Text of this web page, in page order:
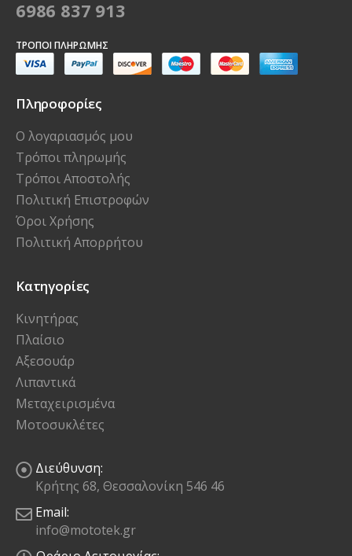
6986 837 913
ΤΡΌΠΟΙ ΠΛΗΡΩΜΉΣ
Πληροφορίες
Ο λογαριασμός μου
Τρόποι πληρωμής
Τρόποι Αποστολής
Πολιτική Επιστροφών
Όροι Χρήσης
Πολιτική Απορρήτου
Κατηγορίες
Κινητήρας
Πλαίσιο
Αξεσουάρ
Λιπαντικά
Μεταχειρισμένα
Μοτοσυκλέτες
Διεύθυνση:
Κρήτης 68, Θεσσαλονίκη 546 46
Email:
info@mototek.gr